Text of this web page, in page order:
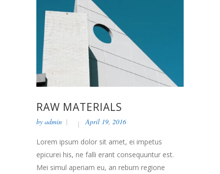
RAW MATERIALS
by admin April 19, 2016
Lorem ipsum dolor sit amet, ei impetus
epicurei his, ne falli erant consequuntur est.
Mei simul aperiam eu, an rebum regione